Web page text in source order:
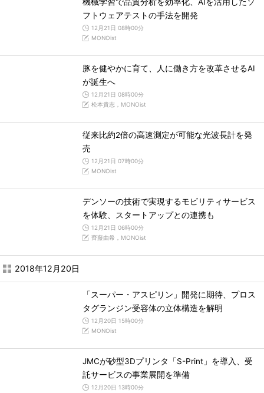
フトウェアテストの手法を開発
12月21日 08時00分
MONOist
豚を健やかに育て、人に働き方を改革させるAI
が誕生へ
12月21日 08時00分
松本貴志，MONOist
従来比約2倍の高速測定が可能な光波長計を発
売
12月21日 07時00分
MONOist
デンソーの技術で実現するモビリティサービス
を体験、スタートアップとの連携も
12月21日 06時00分
齊藤由希，MONOist
2018年12月20日
「スーパー・アスピリン」開発に期待、プロス
タグランジン受容体の立体構造を解明
12月20日 15時00分
MONOist
JMCが砂型3Dプリンタ「S-Print」を導入、受
託サービスの事業展開を準備
12月20日 13時00分